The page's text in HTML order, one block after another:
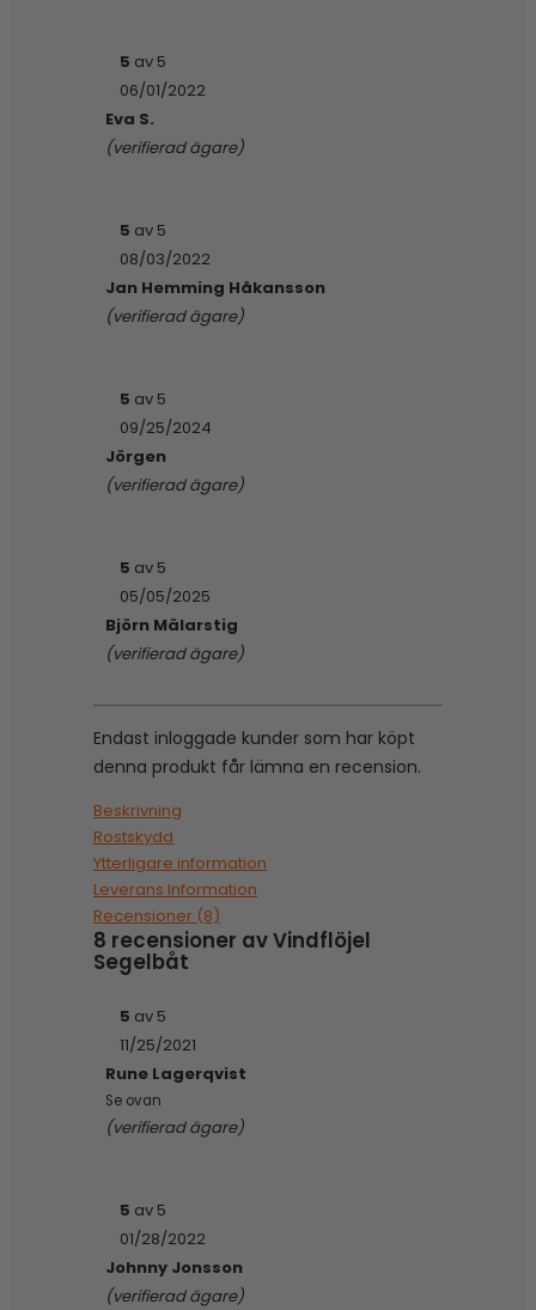
5 av 5
06/01/2022
Eva S.
(verifierad ägare)
5 av 5
08/03/2022
Jan Hemming Håkansson
(verifierad ägare)
5 av 5
09/25/2024
Jörgen
(verifierad ägare)
5 av 5
05/05/2025
Björn Mälarstig
(verifierad ägare)
Endast inloggade kunder som har köpt
denna produkt får lämna en recension.
Beskrivning
Rostskydd
Ytterligare information
Leverans Information
Recensioner (8)
8 recensioner avVindflöjel
Segelbåt
5 av 5
11/25/2021
Rune Lagerqvist
Se ovan
(verifierad ägare)
5 av 5
01/28/2022
Johnny Jonsson
(verifierad ägare)